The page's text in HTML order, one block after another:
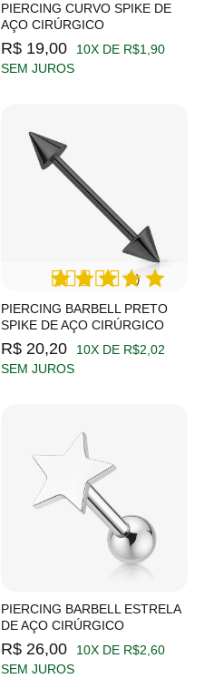
PIERCING CURVO SPIKE DE
AÇO CIRÚRGICO
R$ 19,00
10X DE R$1,90
SEM JUROS
PIERCING BARBELL PRETO
SPIKE DE AÇO CIRÚRGICO
(1)
R$ 20,20
10X DE R$2,02
SEM JUROS
PIERCING BARBELL ESTRELA
DE AÇO CIRÚRGICO
R$ 26,00
10X DE R$2,60
SEM JUROS